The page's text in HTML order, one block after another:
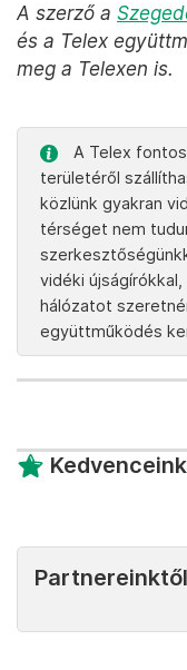
A szerző a
és a Telex
meg a Telexen is.
A Telex
területéről
közlünk gyakran
térséget nem
vidéki
hálózatot
együttműködés
Kedvenceink
Partnereinktől